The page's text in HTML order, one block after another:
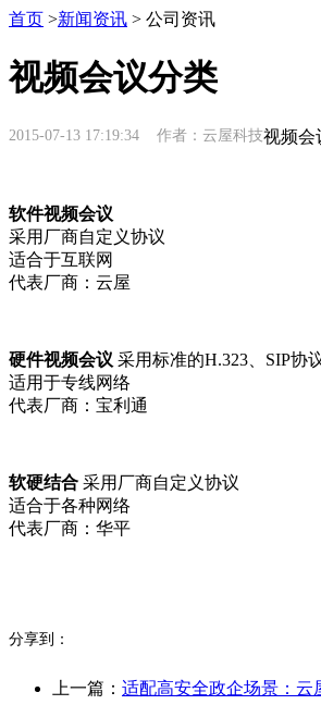
首页 >新闻资讯 > 公司资讯
视频会议分类
2015-07-13 17:19:34 作者：云屋科技视频会
软件视频会议
采用厂商自定义协议
适合于互联网
代表厂商：云屋
硬件视频会议 采用标准的H.323、SIP协
适用于专线网络
代表厂商：宝利通
软硬结合 采用厂商自定义协议
适合于各种网络
代表厂商：华平
分享到：
上一篇： 适配高安全政企场景：云